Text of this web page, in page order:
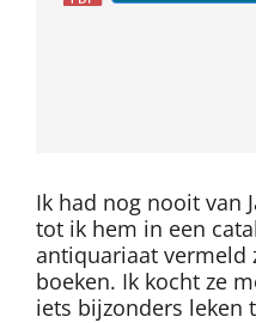
Ik had nog nooit van
tot ik hem in een
antiquariaat vermeld
boeken. Ik kocht ze
iets bijzonders leken